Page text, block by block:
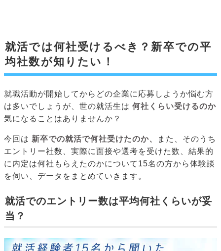
就活では何社受けるべき？新卒での平
均社数が知りたい！
就職活動が開始してからどの企業に応募しようか悩む方
は多いでしょうが、世の就活生は 何社くらい受けるのか
気になることはありませんか？
今回は 新卒での就活で何社受けたのか、
また、そのうち
エントリー社数、実際に面接や選考を受けた数、結果的
に内定は何社もらえたのかについて15名の方から体験談
を伺い、データをまとめていきます。
就活でのエントリー数は平均何社くらいが妥
当？